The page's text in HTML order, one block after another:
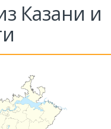
Казани и